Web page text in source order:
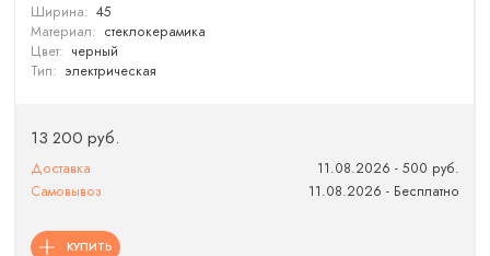
Ширина: 45
Материал: стеклокерамика
Цвет: черный
Тип: электрическая
13 200 руб.
Доставка
11.08.2026 - 500 руб.
Самовывоз
11.08.2026 - Бесплатно
КУПИТЬ